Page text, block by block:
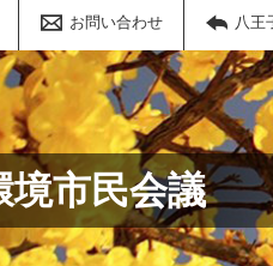
お問い合わせ 八王
境市民会議